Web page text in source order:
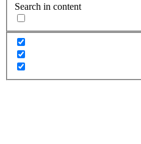
Search in content